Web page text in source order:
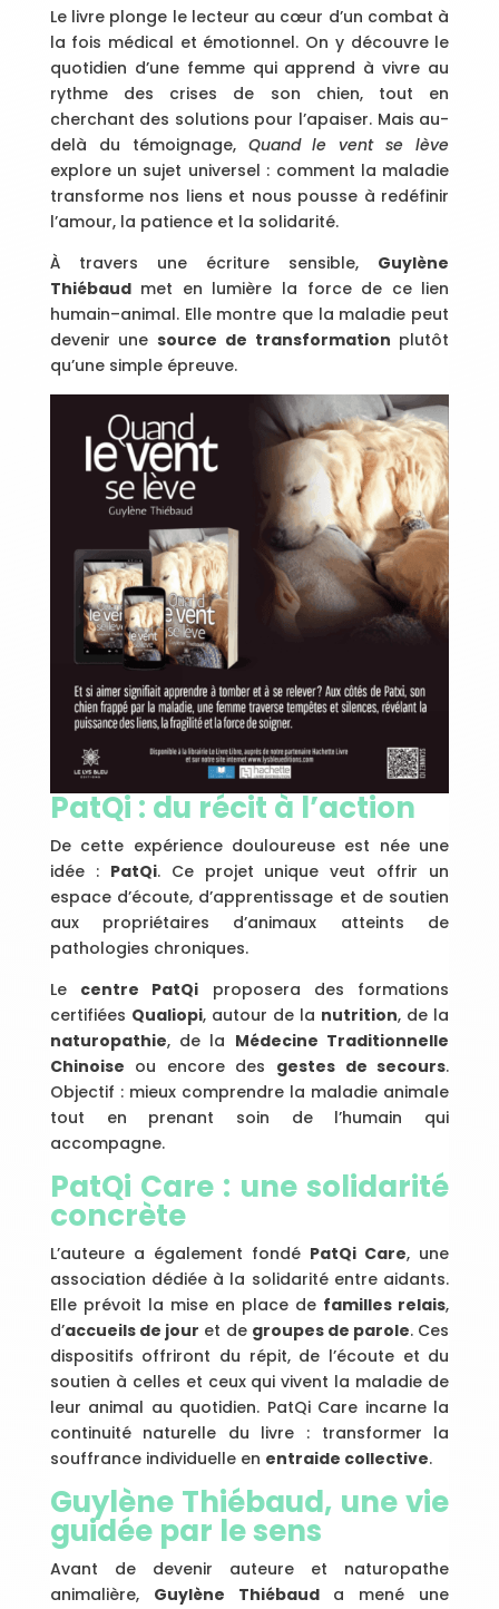
Le livre plonge le lecteur au cœur d’un combat à
la fois médical et émotionnel. On y découvre le
quotidien d’une femme qui apprend à vivre au
rythme des crises de son chien, tout en
cherchant des solutions pour l’apaiser. Mais au-
delà du témoignage, Quand le vent se lève
explore un sujet universel : comment la maladie
transforme nos liens et nous pousse à redéfinir
l’amour, la patience et la solidarité.
À travers une écriture sensible, Guylène
Thiébaudmet en lumière la force de ce lien
humain–animal. Elle montre que la maladie peut
devenir unesource de transformation plutôt
qu’une simple épreuve.
PatQi : du récit à l’action
De cette expérience douloureuse est née une
idée : PatQi. Ce projet unique veut offrir un
espace d’écoute, d’apprentissage et de soutien
aux propriétaires d’animaux atteints de
pathologies chroniques.
Le centre PatQi proposera des formations
certifiées Qualiopi, autour de la nutrition, de la
naturopathie, de la Médecine Traditionnelle
Chinoise ou encore des gestes de secours.
Objectif : mieux comprendre la maladie animale
tout en prenant soin de l’humain qui
accompagne.
PatQi Care : une solidarité
concrète
L’auteure a également fondé PatQi Care, une
association dédiée à la solidarité entre aidants.
Elle prévoit la mise en place de familles relais,
d’accueils de jour et de groupes de parole. Ces
dispositifs offriront du répit, de l’écoute et du
soutien à celles et ceux qui vivent la maladie de
leur animal au quotidien. PatQi Care incarne la
continuité naturelle du livre : transformer la
souffrance individuelle en entraide collective.
Guylène Thiébaud, une vie
guidée par le sens
Avant de devenir auteure et naturopathe
animalière, Guylène Thiébauda mené une